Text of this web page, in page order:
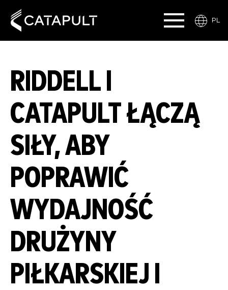
PL
RIDDELL I
CATAPULT ŁĄCZĄ
SIŁY, ABY
POPRAWIĆ
WYDAJNOŚĆ
DRUŻYNY
PIŁKARSKIEJ I